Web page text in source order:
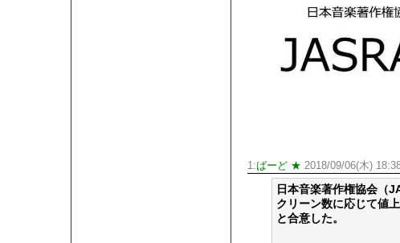
ランJ民ワイ、新しいランニングシューズを手に入れる
出自が社長にバレて「愛人になれ」と脅された。辞めた
【唖然】渋谷のホームレス対策、とんでもない領域へｗ
1:ばーど ★ 2018/09/06(木)
日本音楽著作権協会（
クリーン数に応じて値
と合意した。